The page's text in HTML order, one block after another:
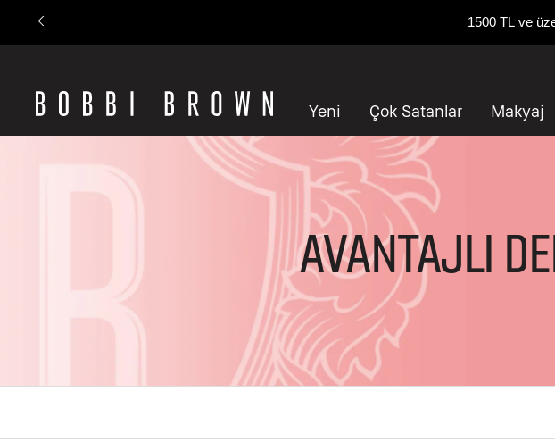
1500 TL ve
Yeni Çok Satanlar Makyaj
AVANTAJLI